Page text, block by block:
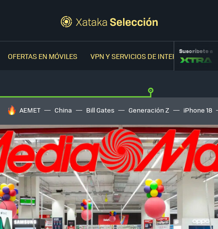
OFERTAS EN MÓVILES VPN Y SERVICIOS DE INTERNETSuscríbete a
HOY SE HABLA DE
AEMET China Bill Gates Generación Z iPhone 18